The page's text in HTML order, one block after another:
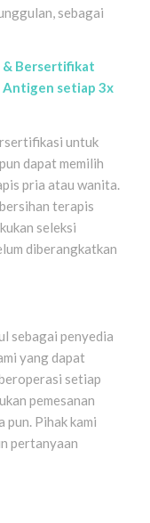
sebagai
& Bersertifikat
Antigen setiap 3x
untuk
dapat memilih
pria atau wanita.
terapis
seleksi
diberangkatkan
sebagai penyedia
yang dapat
setiap
pemesanan
pun. Pihak kami
pertanyaan